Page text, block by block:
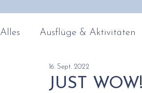
Alles Ausflüge & Aktivitäten
MINT-Fächer
JUST
16. Sept. 2022